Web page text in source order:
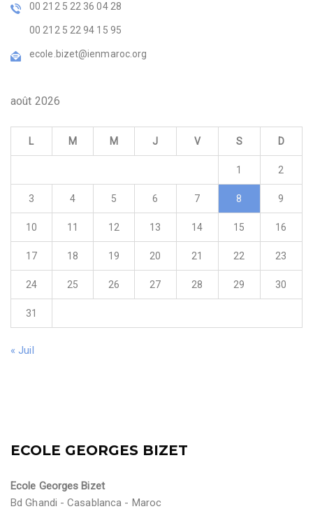
00 212 5 22 36 04 28
00 212 5 22 94 15 95
ecole.bizet@ienmaroc.org
août 2026
L M M J V S D
1 2
3 4 5 6 7 8 9
10 11 12 13 14 15 16
17 18 19 20 21 22 23
24 25 26 27 28 29 30
31
« Juil
ECOLE GEORGES BIZET
Ecole Georges Bizet
Bd Ghandi - Casablanca - Maroc